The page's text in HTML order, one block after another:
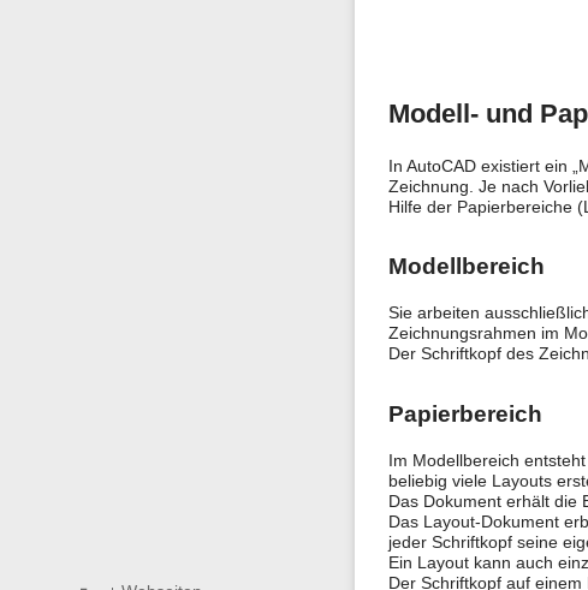
Modell- und
In AutoCAD existiert ein
Zeichnung. Je nach
Hilfe der Papierbereiche
Modellbereich
Sie arbeiten
Zeichnungsrahmen im
Der Schriftkopf des
Papierbereich
Im Modellbereich
beliebig viele Layouts
Das Dokument erhält die
Das Layout-Dokument
jeder Schriftkopf seine
Ein Layout kann auch
Der Schriftkopf auf